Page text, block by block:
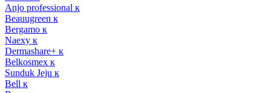
Anjo professional к
Beauugreen к
Bergamo к
Naexy к
Dermashare+ к
Belkosmex к
Sunduk Jeju к
Bell к